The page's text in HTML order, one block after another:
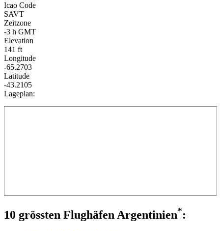
Icao Code
SAVT
Zeitzone
-3 h GMT
Elevation
141 ft
Longitude
-65.2703
Latitude
-43.2105
Lageplan:
10 grössten Flughäfen Argentinien*: